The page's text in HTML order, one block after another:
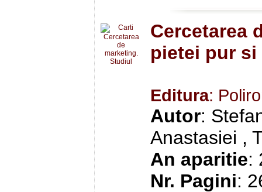
Cercetarea
pietei pur si
Editura:
Autor:
Anastasiei ,
An aparitie:
Nr. Pagini: